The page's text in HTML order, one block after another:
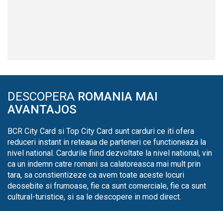
DESCOPERA ROMANIA MAI
AVANTAJOS
BCR City Card si Top City Card sunt carduri ce iti ofera
reduceri instant in reteaua de parteneri ce functioneaza la
nivel national. Cardurile fiind dezvoltate la nivel national, vin
ca un indemn catre romani sa calatoreasca mai mult prin
tara, sa constientizeze ca avem toate aceste locuri
deosebite si frumoase, fie ca sunt comerciale, fie ca sunt
cultural-turistice, si sa le descopere in mod direct.